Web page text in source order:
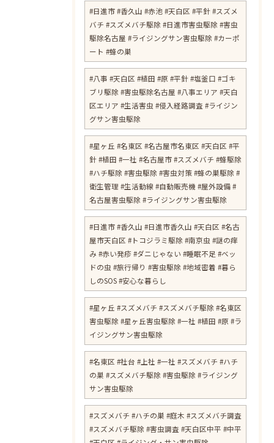
#日進市 #香久山 #赤池 #天白区 #平針 #スズメ
バチ #スズメバチ駆除 #日進市害虫駆除 #害虫
駆除名古屋 #ライジングサン害虫駆除 #カーポ
ート #蜂の巣
#八事 #天白区 #植田 #原 #平針 #塩釜口 #ゴキ
ブリ駆除 #害虫駆除名古屋 #八事エリア #天白
区エリア #生活害虫 #侵入経路調査 #ライジン
グサン害虫駆除
#星ヶ丘 #名東区 #名古屋市名東区 #天白区 #平
針 #植田 #一社 #名古屋市 #スズメバチ #蜂駆除
#ハチ駆除 #害虫駆除 #害虫対策 #蜂の巣駆除 #
衛生管理 #生活動線 #自動販売機 #屋外設備 #
名古屋害虫駆除 #ライジングサン害虫駆除
​#日進市 #香久山 #日進市香久山 #天白区 #名古
屋市天白区 #トコジラミ駆除 #南京虫 #謎の痒
み #赤い発疹 #ダニじゃない #睡眠不足 #ベッ
ドの虫 #旅行帰り #害虫駆除 #地域密着 #暮ら
しのSOS #安心な暮らし
#星ヶ丘 #スズメバチ #スズメバチ駆除 #名東区
害虫駆除 #星ヶ丘害虫駆除 #一社 #植田 #原 #ラ
イジングサン害虫駆除
#名東区 #社台 #上社 #一社 #スズメバチ #ハチ
の巣 #スズメバチ駆除 #害虫駆除 #ライジング
サン害虫駆除
#スズメバチ #ハチの巣 #庭木 #スズメバチ調査
#スズメバチ駆除 #害虫調査 #天白区中平 #中平